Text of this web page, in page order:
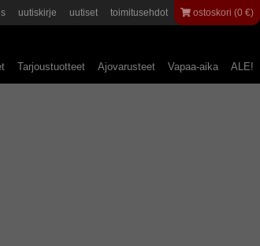
uutiskirje uutiset toimitusehdot ostoskori (0 €)
Tarjoustuotteet Ajovarusteet Vapaa-aika ALE!